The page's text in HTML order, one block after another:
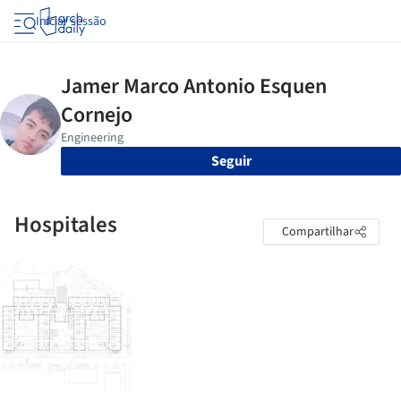
Iniciar sessão
Seguir
Hospitales Compartilhar